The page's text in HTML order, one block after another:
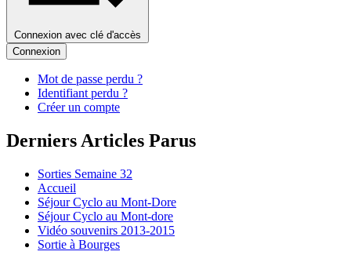
Connexion avec clé d'accès
Connexion
Mot de passe perdu ?
Identifiant perdu ?
Créer un compte
Derniers Articles Parus
Sorties Semaine 32
Accueil
Séjour Cyclo au Mont-Dore
Séjour Cyclo au Mont-dore
Vidéo souvenirs 2013-2015
Sortie à Bourges